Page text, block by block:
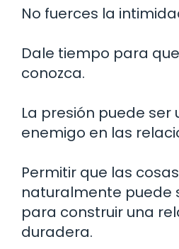
No fuerces la
Dale tiempo para
conozca.
La presión puede ser
enemigo en las
Permitir que las
naturalmente puede
para construir una
duradera.